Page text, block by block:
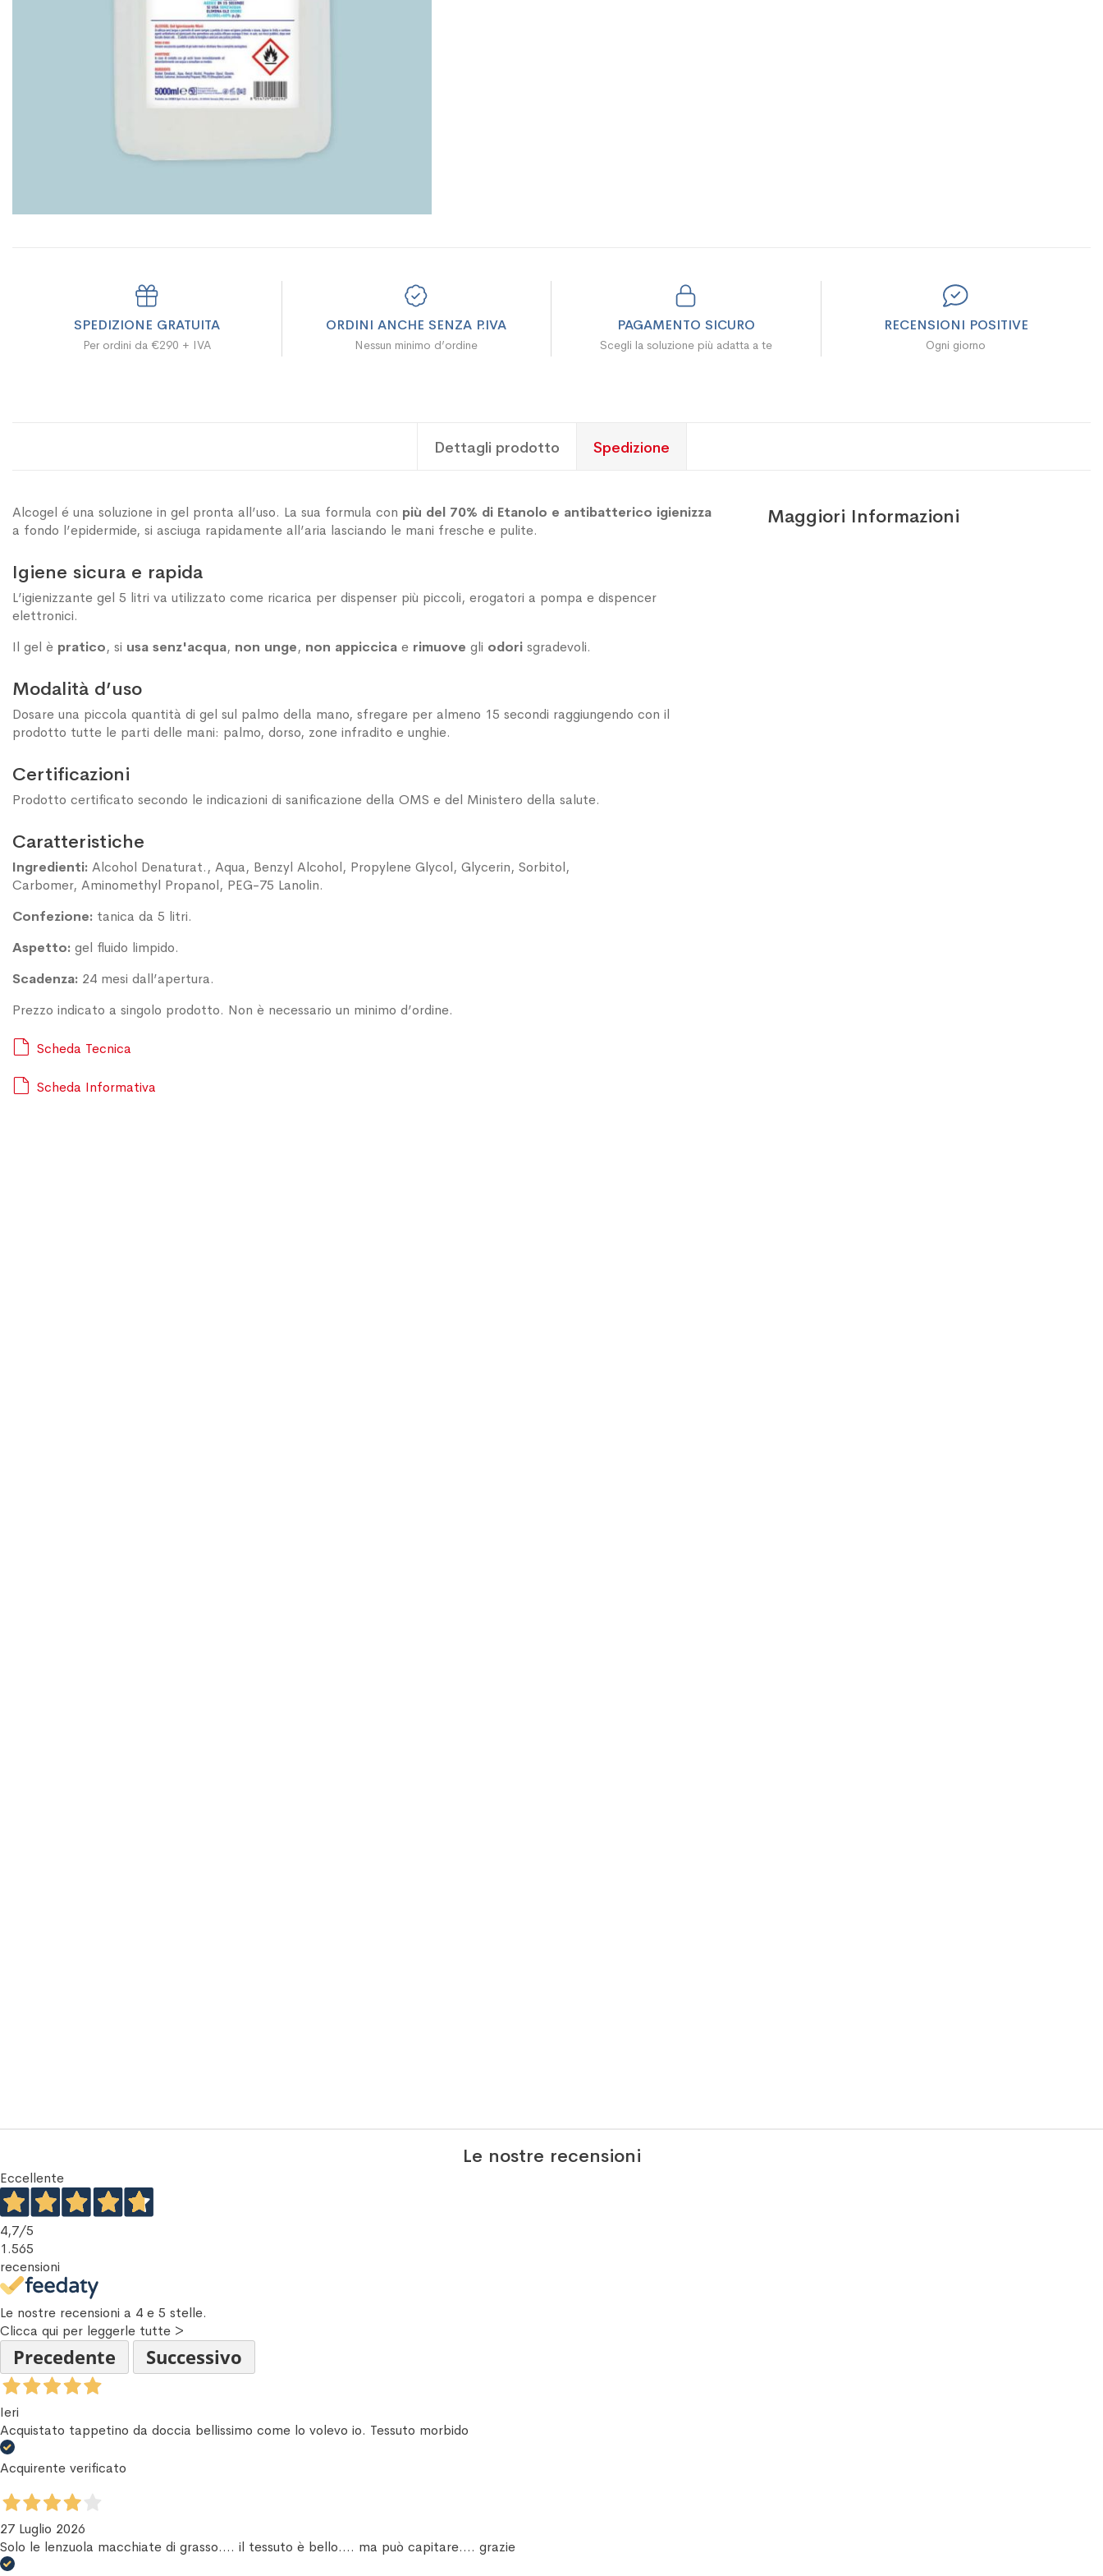
SPEDIZIONE GRATUITA
Per ordini da €290 + IVA
ORDINI ANCHE SENZA P.IVA
Nessun minimo d’ordine
PAGAMENTO SICURO
Scegli la soluzione più adatta a te
RECENSIONI POSITIVE
Ogni giorno
Dettagli prodotto
Alcogel é una soluzione in gel pronta all’uso. La sua formula con più del 70% di Etanolo e antibatterico igienizza
a fondo l’epidermide, si asciuga rapidamente all’aria lasciando le mani fresche e pulite.
Igiene sicura e rapida
L’igienizzante gel 5 litri va utilizzato come ricarica per dispenser più piccoli, erogatori a pompa e dispencer
elettronici.
Il gel è pratico, si usa senz'acqua, non unge, non appiccica e rimuove gli odori sgradevoli.
Modalità d’uso
Dosare una piccola quantità di gel sul palmo della mano, sfregare per almeno 15 secondi raggiungendo con il
prodotto tutte le parti delle mani: palmo, dorso, zone infradito e unghie.
Certificazioni
Prodotto certificato secondo le indicazioni di sanificazione della OMS e del Ministero della salute.
Caratteristiche
Ingredienti: Alcohol Denaturat., Aqua, Benzyl Alcohol, Propylene Glycol, Glycerin, Sorbitol,
Carbomer, Aminomethyl Propanol, PEG-75 Lanolin.
Confezione: tanica da 5 litri.
Aspetto: gel fluido limpido.
Scadenza: 24 mesi dall’apertura.
Prezzo indicato a singolo prodotto. Non è necessario un minimo d’ordine.
Scheda Tecnica
Scheda Informativa
Maggiori Informazioni
Spedizione
Le nostre recensioni
Eccellente
4,7/5
1.565
recensioni
Le nostre recensioni a 4 e 5 stelle.
Clicca qui per leggerle tutte >
Precedente Successivo
Ieri
Acquistato tappetino da doccia bellissimo come lo volevo io. Tessuto morbido
Acquirente verificato
27 Luglio 2026
Solo le lenzuola macchiate di grasso.... il tessuto è bello.... ma può capitare.... grazie